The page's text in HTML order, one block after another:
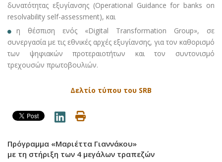
δυνατότητας εξυγίανσης (Operational Guidance for banks on
resolvability self-assessment), και
η θέσπιση ενός «Digital Transformation Group», σε
συνεργασία με τις εθνικές αρχές εξυγίανσης, για τον καθορισμό
των ψηφιακών προτεραιοτήτων και τον συντονισμό
τρεχουσών πρωτοβουλιών.
Δελτίο τύπου του SRB
Πρόγραμμα «Μαριέττα Γιαννάκου»
με τη στήριξη των 4 μεγάλων τραπεζών